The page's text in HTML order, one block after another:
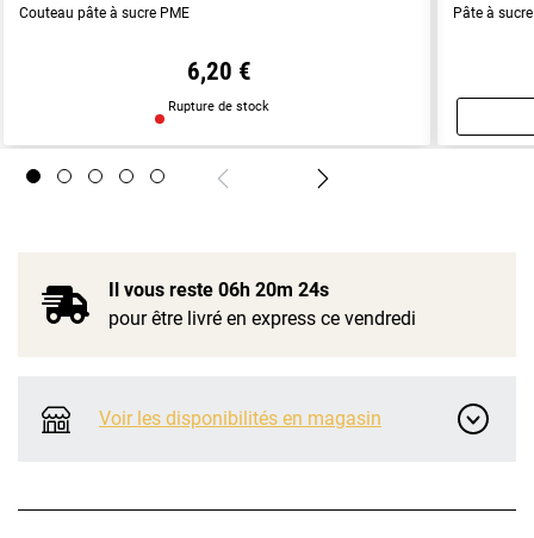
Couteau pâte à sucre PME
6,20 €
Rupture de stock
Pâte à
Il vous reste 06h 20m 24s
pour être livré en express ce vendredi
Voir les disponibilités en magasin